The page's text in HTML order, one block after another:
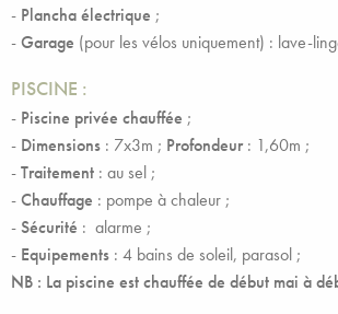
- Plancha électrique ;
-Garage (pour les vélos uniquement) : lave-
PISCINE :
- Piscine privée chauffée ;
- Dimensions : 7x3m ; Profondeur: 1,60m ;
-Traitement : au sel ;
-Chauffage : pompe à chaleur ;
-Sécurité : alarme ;
- Equipements : 4 bains de soleil, parasol ;
NB : La piscine est chauffée de début mai à